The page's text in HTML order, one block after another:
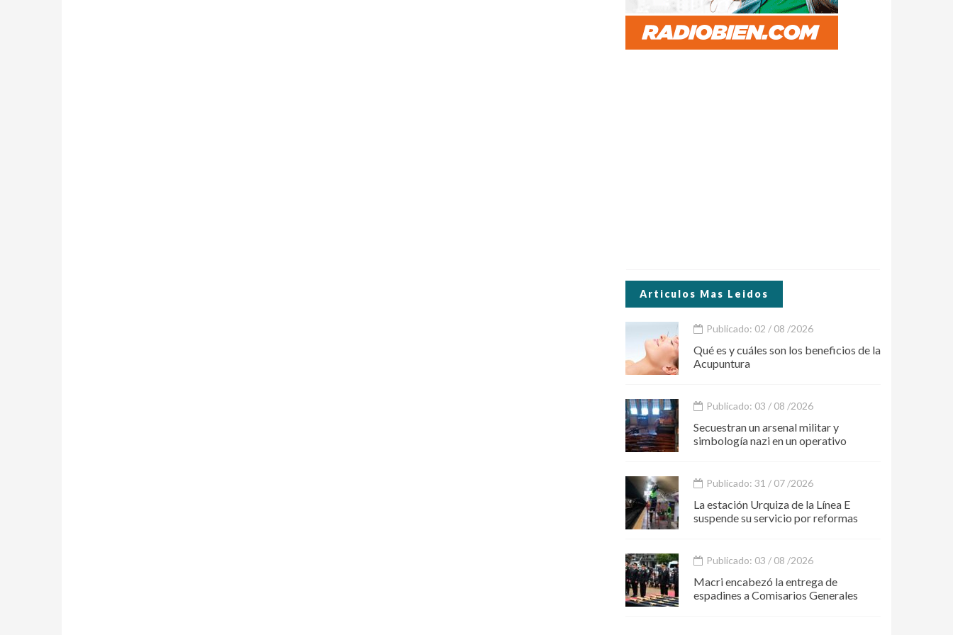
Articulos Mas Leidos
Publicado: 02 / 08 /2026
Qué es y cuáles son los beneficios de la
Acupuntura
Publicado: 03 / 08 /2026
Secuestran un arsenal militar y
simbología nazi en un operativo
Publicado: 31 / 07 /2026
La estación Urquiza de la Línea E
suspende su servicio por reformas
Publicado: 03 / 08 /2026
Macri encabezó la entrega de
espadines a Comisarios Generales